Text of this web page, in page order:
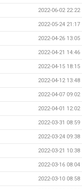
2022-06-02 22:22
2022-05-24 21:17
2022-04-26 13:05
2022-04-21 14:46
2022-04-15 18:15
2022-04-12 13:48
2022-04-07 09:02
2022-04-01 12:02
2022-03-31 08:59
2022-03-24 09:38
2022-03-21 10:38
2022-03-16 08:04
2022-03-10 08:58